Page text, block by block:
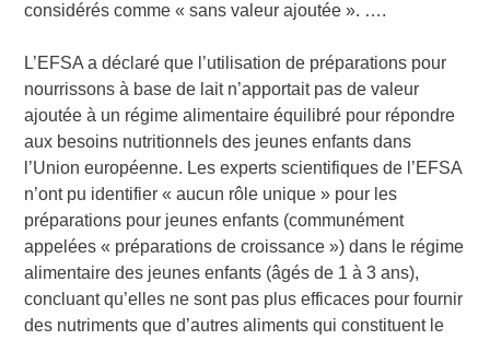
considérés comme « sans valeur ajoutée ». ….
L’EFSA a déclaré que l’utilisation de préparations pour
nourrissons à base de lait n’apportait pas de valeur
ajoutée à un régime alimentaire équilibré pour répondre
aux besoins nutritionnels des jeunes enfants dans
l’Union européenne. Les experts scientifiques de l’EFSA
n’ont pu identifier « aucun rôle unique » pour les
préparations pour jeunes enfants (communément
appelées « préparations de croissance ») dans le régime
alimentaire des jeunes enfants (âgés de 1 à 3 ans),
concluant qu’elles ne sont pas plus efficaces pour fournir
des nutriments que d’autres aliments qui constituent le